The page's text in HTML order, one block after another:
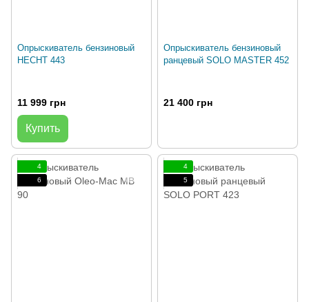
Опрыскиватель бензиновый
HECHT 443
11 999 грн
Купить
Опрыскиватель бензиновый
ранцевый SOLO MASTER 452
21 400 грн
4
6
4
5